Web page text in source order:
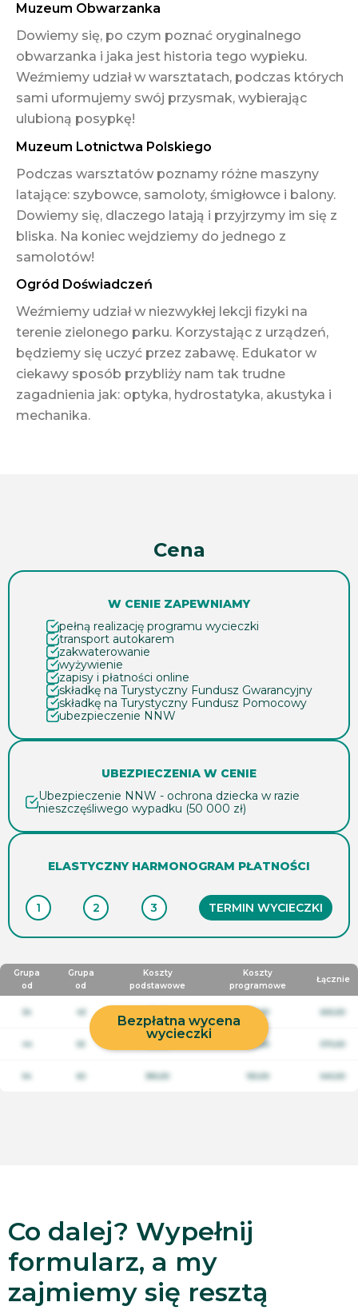
Muzeum Obwarzanka
Dowiemy się, po czym poznać oryginalnego
obwarzanka i jaka jest historia tego wypieku.
Weźmiemy udział w warsztatach, podczas których
sami uformujemy swój przysmak, wybierając
ulubioną posypkę!
Muzeum Lotnictwa Polskiego
Podczas warsztatów poznamy różne maszyny
latające: szybowce, samoloty, śmigłowce i balony.
Dowiemy się, dlaczego latają i przyjrzymy im się z
bliska. Na koniec wejdziemy do jednego z
samolotów!
Ogród Doświadczeń
Weźmiemy udział w niezwykłej lekcji fizyki na
terenie zielonego parku. Korzystając z urządzeń,
będziemy się uczyć przez zabawę. Edukator w
ciekawy sposób przybliży nam tak trudne
zagadnienia jak: optyka, hydrostatyka, akustyka i
mechanika.
Cena
W CENIE ZAPEWNIAMY
pełną realizację programu wycieczki
transport autokarem
zakwaterowanie
wyżywienie
zapisy i płatności online
składkę na Turystyczny Fundusz Gwarancyjny
składkę na Turystyczny Fundusz Pomocowy
ubezpieczenie NNW
UBEZPIECZENIA W CENIE
Ubezpieczenie NNW - ochrona dziecka w razie
nieszczęśliwego wypadku (50 000 zł)
ELASTYCZNY HARMONOGRAM PŁATNOŚCI
1 2 3 TERMIN WYCIECZKI
Grupa
od
34
44
54
Grupa
od
43
53
60
Koszty
podstawowe
420,00
390,00
Koszty
programowe
150,00
150,00
150,00
Łącznie
600,00
570,00
540,00
Bezpłatna wycena
wycieczki
Co dalej? Wypełnij
formularz, a my
zajmiemy się resztą